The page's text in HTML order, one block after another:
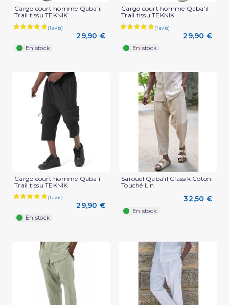
Cargo court homme Qaba'il
Trail tissu TEKNIK
29,90 €
En stock
Cargo court homme Qaba'il
Trail tissu TEKNIK
29,90 €
En stock
Cargo court homme Qaba'il
Trail tissu TEKNIK
29,90 €
En stock
Sarouel Qaba'il Classik Coton
Touché Lin
32,50 €
En stock